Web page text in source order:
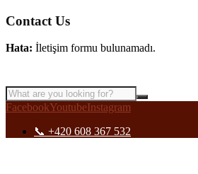
Contact Us
Hata: İletişim formu bulunamadı.
FacebookYoutubeInstagram
📞 +420 608 367 532